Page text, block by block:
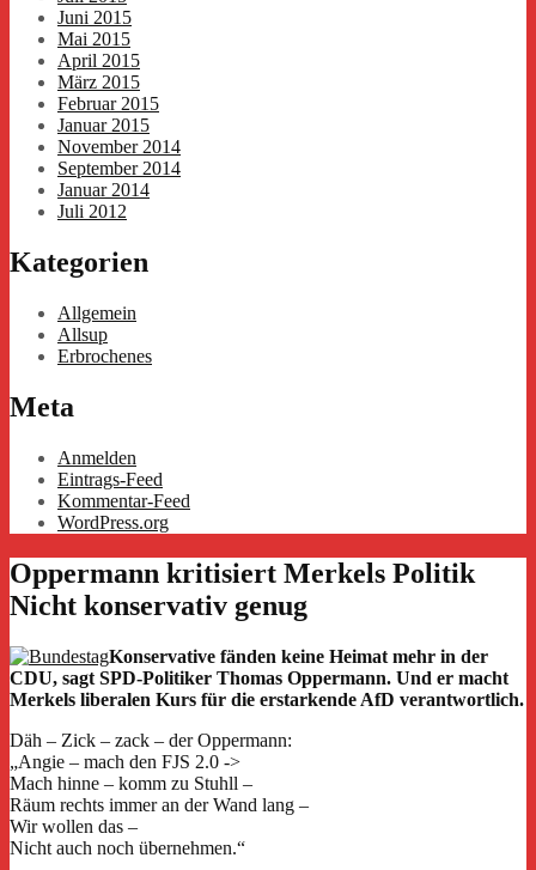
Juni 2015
Mai 2015
April 2015
März 2015
Februar 2015
Januar 2015
November 2014
September 2014
Januar 2014
Juli 2012
Kategorien
Allgemein
Allsup
Erbrochenes
Meta
Anmelden
Eintrags-Feed
Kommentar-Feed
WordPress.org
Oppermann kritisiert Merkels Politik
Nicht konservativ genug
Konservative fänden keine Heimat mehr in der
CDU, sagt SPD-Politiker Thomas Oppermann. Und er macht
Merkels liberalen Kurs für die erstarkende AfD verantwortlich.
Däh – Zick – zack – der Oppermann:
„Angie – mach den FJS 2.0 ->
Mach hinne – komm zu Stuhll –
Räum rechts immer an der Wand lang –
Wir wollen das –
Nicht auch noch übernehmen.“